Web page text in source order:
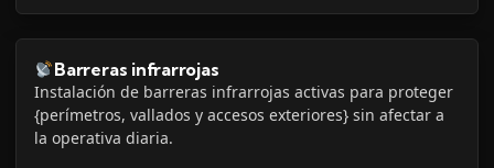
Barreras infrarrojas
Instalación de barreras infrarrojas activas para proteger
{perímetros, vallados y accesos exteriores} sin afectar a
la operativa diaria.